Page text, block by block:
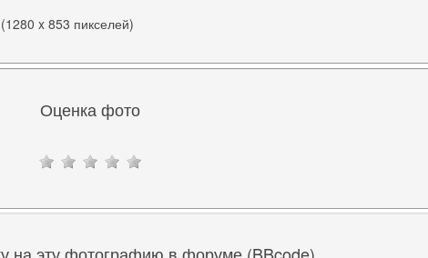
x 853 пикселей)
Оценка фото
на эту фотографию в форуме (BBcode)